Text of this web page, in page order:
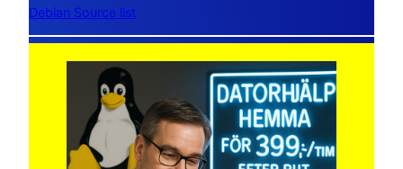
Debian Source list